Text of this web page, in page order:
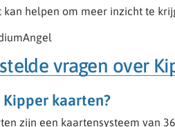
kan helpen om meer inzicht te
vragen over
kaarten?
zijn een kaartensysteem van